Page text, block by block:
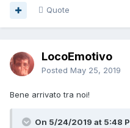
Quote
LocoEmotivo
Posted May 25, 2019
Bene arrivato tra noi!
On 5/24/2019 at 5:48